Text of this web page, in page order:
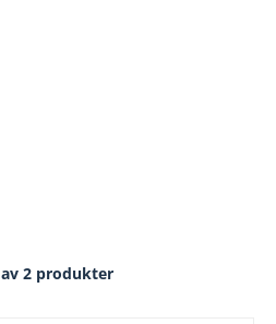
av 2 produkter